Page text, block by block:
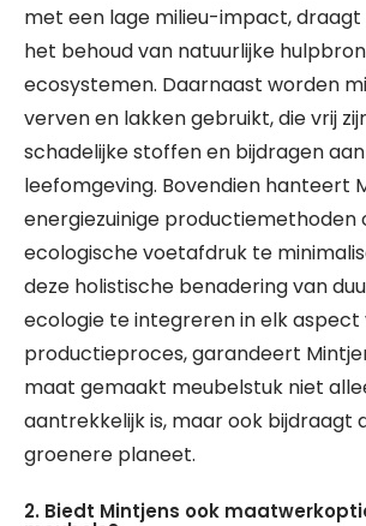
met een lage milieu-impact, draagt
het behoud van natuurlijke
ecosystemen. Daarnaast worden
verven en lakken gebruikt, die vrij
schadelijke stoffen en bijdragen
leefomgeving. Bovendien hanteert
energiezuinige productiemethoden
ecologische voetafdruk te
deze holistische benadering van
ecologie te integreren in elk aspect
productieproces, garandeert
maat gemaakt meubelstuk niet
aantrekkelijk is, maar ook bijdraagt
groenere planeet.
2. Biedt Mintjens ook